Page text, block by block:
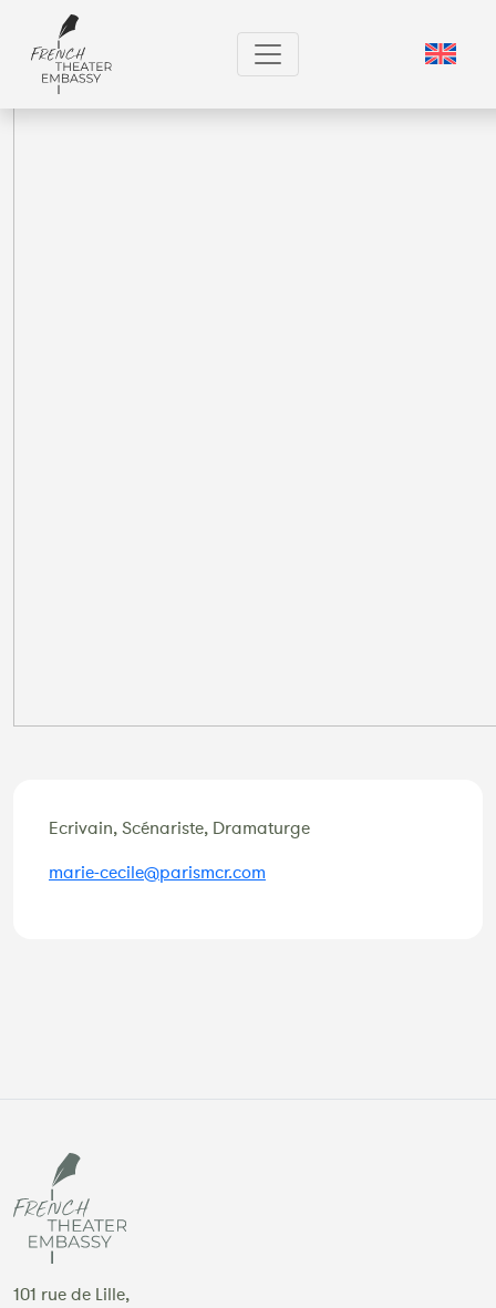
Ecrivain, Scénariste, Dramaturge
marie-cecile@parismcr.com
101 rue de Lille,